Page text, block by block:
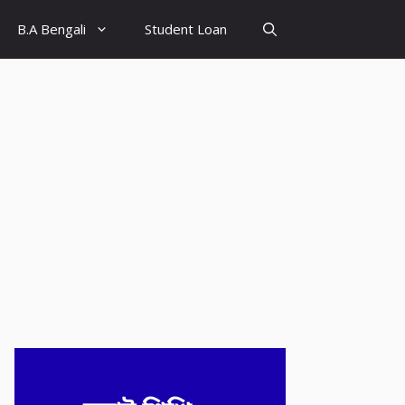
B.A Bengali Student Loan